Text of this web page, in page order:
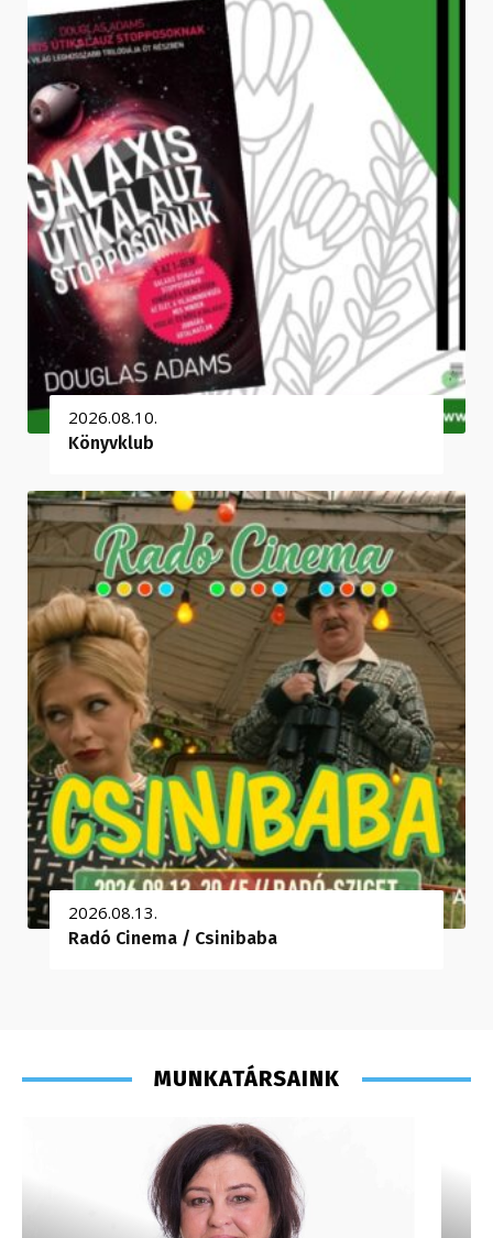
2026.08.10.
Könyvklub
2026.08.13.
Radó Cinema / Csinibaba
MUNKATÁRSAINK